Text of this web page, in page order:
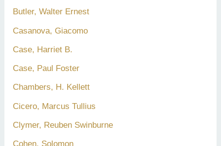
Butler, Walter Ernest
Casanova, Giacomo
Case, Harriet B.
Case, Paul Foster
Chambers, H. Kellett
Cicero, Marcus Tullius
Clymer, Reuben Swinburne
Cohen, Solomon